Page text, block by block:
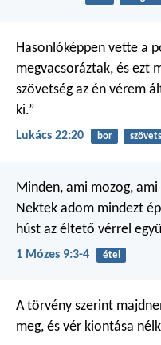
Hasonlóképpen vette a
megvacsoráztak, és ezt
szövetség az én vérem
ki.”
Lukács 22:20 bor
Minden, ami mozog,
Nektek adom mindezt
húst az éltető vérrel
1 Mózes 9:3-4 étel
A törvény szerint
meg, és vér kiontása